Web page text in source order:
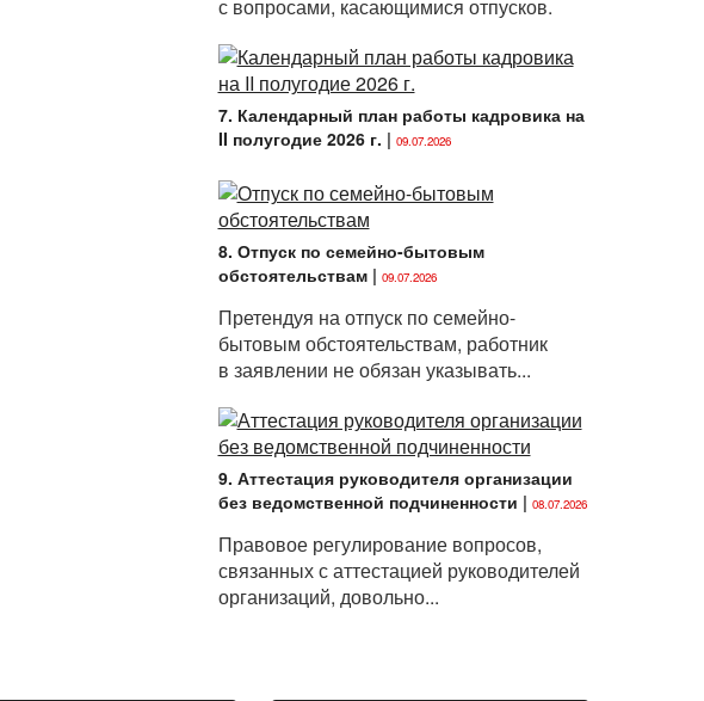
с вопросами, касающимися отпусков.
7. Календарный план работы кадровика на
II полугодие 2026 г. | 09.07.2026
8. Отпуск по семейно-бытовым
обстоятельствам| 09.07.2026
Претендуя на отпуск по семейно-
бытовым обстоятельствам, работник
в заявлении не обязан указывать...
9. Аттестация руководителя организации
без ведомственной подчиненности | 08.07.2026
Правовое регулирование вопросов,
связанных с аттестацией руководителей
организаций, довольно...